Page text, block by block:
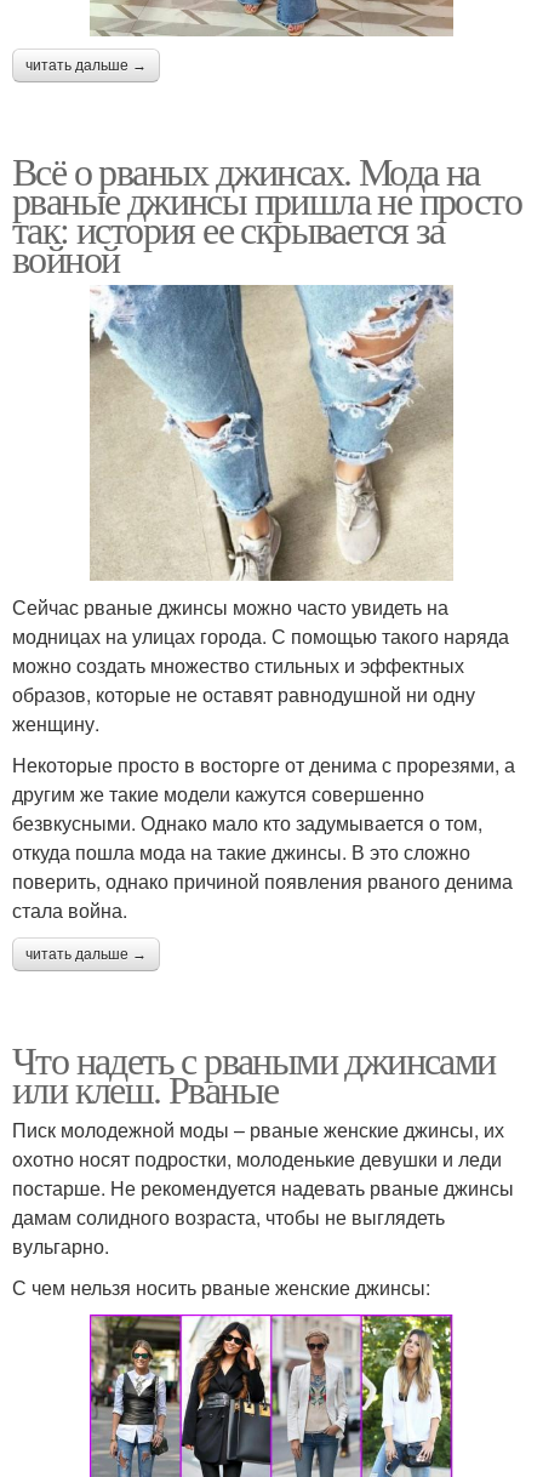
читать дальше →
Всё о рваных джинсах. Мода на
рваные джинсы пришла не просто
так: история ее скрывается за
войной
Сейчас рваные джинсы можно часто увидеть на
модницах на улицах города. С помощью такого наряда
можно создать множество стильных и эффектных
образов, которые не оставят равнодушной ни одну
женщину.
Некоторые просто в восторге от денима с прорезями, а
другим же такие модели кажутся совершенно
безвкусными. Однако мало кто задумывается о том,
откуда пошла мода на такие джинсы. В это сложно
поверить, однако причиной появления рваного денима
стала война.
читать дальше →
Что надеть с рваными джинсами
или клеш. Рваные
Писк молодежной моды – рваные женские джинсы, их
охотно носят подростки, молоденькие девушки и леди
постарше. Не рекомендуется надевать рваные джинсы
дамам солидного возраста, чтобы не выглядеть
вульгарно.
С чем нельзя носить рваные женские джинсы: